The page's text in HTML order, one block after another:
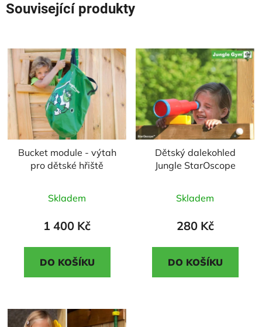
Související produkty
Bucket module - výtah
pro dětské hřiště
hodnocení
produktu
5,0
z
Skladem
1 400 Kč
DO KOŠÍKU
Dětský dalekohled
Jungle StarOscope
hodnocení
produktu
3,0
z
Skladem
280 Kč
DO KOŠÍKU